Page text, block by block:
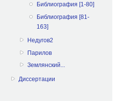
Библиография [1-80]
Библиография [81-
163]
Недугов2
Парилов
Землянский...
Диссертации